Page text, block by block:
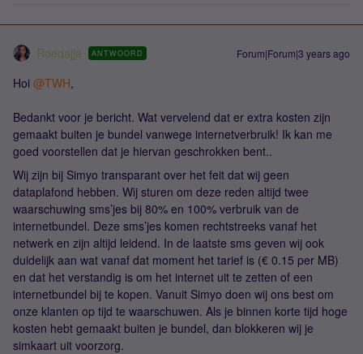
Roeqajja ANTWOORD Forum|Forum|3 years ago
Hoi @TWH,
Bedankt voor je bericht. Wat vervelend dat er extra kosten zijn
gemaakt buiten je bundel vanwege internetverbruik! Ik kan me
goed voorstellen dat je hiervan geschrokken bent..
Wij zijn bij Simyo transparant over het feit dat wij geen
dataplafond hebben. Wij sturen om deze reden altijd twee
waarschuwing sms’jes bij 80% en 100% verbruik van de
internetbundel. Deze sms’jes komen rechtstreeks vanaf het
netwerk en zijn altijd leidend. In de laatste sms geven wij ook
duidelijk aan wat vanaf dat moment het tarief is (€ 0.15 per MB)
en dat het verstandig is om het internet uit te zetten of een
internetbundel bij te kopen. Vanuit Simyo doen wij ons best om
onze klanten op tijd te waarschuwen. Als je binnen korte tijd hoge
kosten hebt gemaakt buiten je bundel, dan blokkeren wij je
simkaart uit voorzorg.